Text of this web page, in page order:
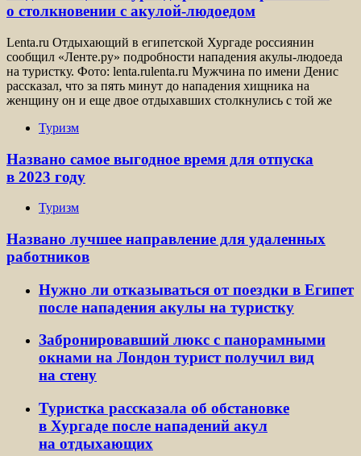
о столкновении с акулой-людоедом
Lenta.ru Отдыхающий в египетской Хургаде россиянин
сообщил «Ленте.ру» подробности нападения акулы-людоеда
на туристку. Фото: lenta.rulenta.ru Мужчина по имени Денис
рассказал, что за пять минут до нападения хищника на
женщину он и еще двое отдыхавших столкнулись с той же
Туризм
Названо самое выгодное время для отпуска
в 2023 году
Туризм
Названо лучшее направление для удаленных
работников
Нужно ли отказываться от поездки в Египет
после нападения акулы на туристку
Забронировавший люкс с панорамными
окнами на Лондон турист получил вид
на стену
Туристка рассказала об обстановке
в Хургаде после нападений акул
на отдыхающих